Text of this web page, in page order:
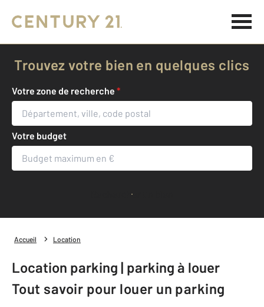
Trouvez votre bien en quelques clics
Votre zone de recherche *
Votre budget
Rechercher un bien
Accueil Location
Location parking | parking à louer
Tout savoir pour louer un parking